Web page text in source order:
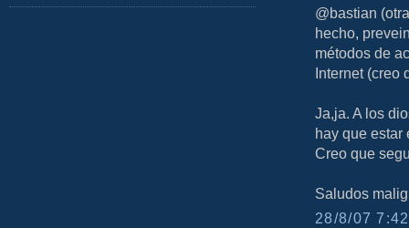
@bastian
hecho,
métodos de
Internet (creo
Ja,ja. A los
hay que estar
Creo que
Saludos
28/8/07